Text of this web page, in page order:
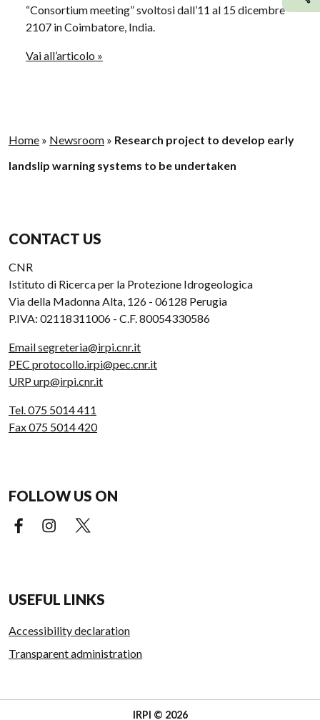
“Consortium meeting” svoltosi dall’11 al 15 dicembre
2107 in Coimbatore, India.
Vai all’articolo »
Home » Newsroom » Research project to develop early
landslip warning systems to be undertaken
CONTACT US
CNR
Istituto di Ricerca per la Protezione Idrogeologica
Via della Madonna Alta, 126 - 06128 Perugia
P.IVA: 02118311006 - C.F. 80054330586
Email segreteria@irpi.cnr.it
PEC protocollo.irpi@pec.cnr.it
URP urp@irpi.cnr.it
Tel. 075 5014 411
Fax 075 5014 420
FOLLOW US ON
Facebook (external link)
Instagram (external link)
USEFUL LINKS
Accessibility declaration
Transparent administration
IRPI © 2026